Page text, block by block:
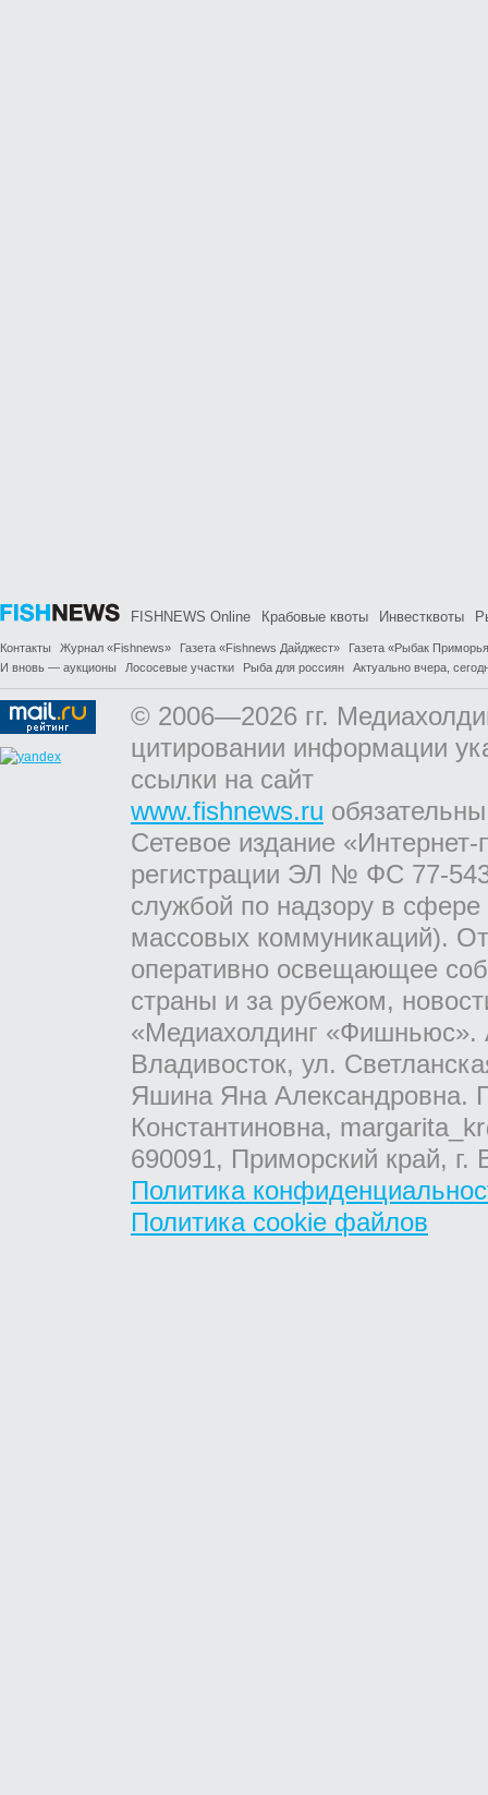
FISHNEWS Online Крабовые квоты Инвестквоты
Контакты Журнал «Fishnews» Газета «Fishnews Дайджест»
Газета «Рыбак
И вновь — аукционы
Лососевые участки Рыба для россиян Актуально вчера,
© 2006—2026 гг.
цитировании информации
ссылки на сайт
www.fishnews.ru
Сетевое издание
регистрации ЭЛ № ФС 77-
службой по надзору в
массовых коммуникаций).
оперативно освещающее
страны и за рубежом,
«Медиахолдинг «Фишньюс».
Владивосток, ул.
Яшина Яна Александровна.
Константиновна,
690091, Приморский край,
Политика
Политика cookie файлов